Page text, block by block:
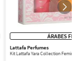
ÁRABES
Lattafa Perfumes
Kit Lattafa Yara Collection